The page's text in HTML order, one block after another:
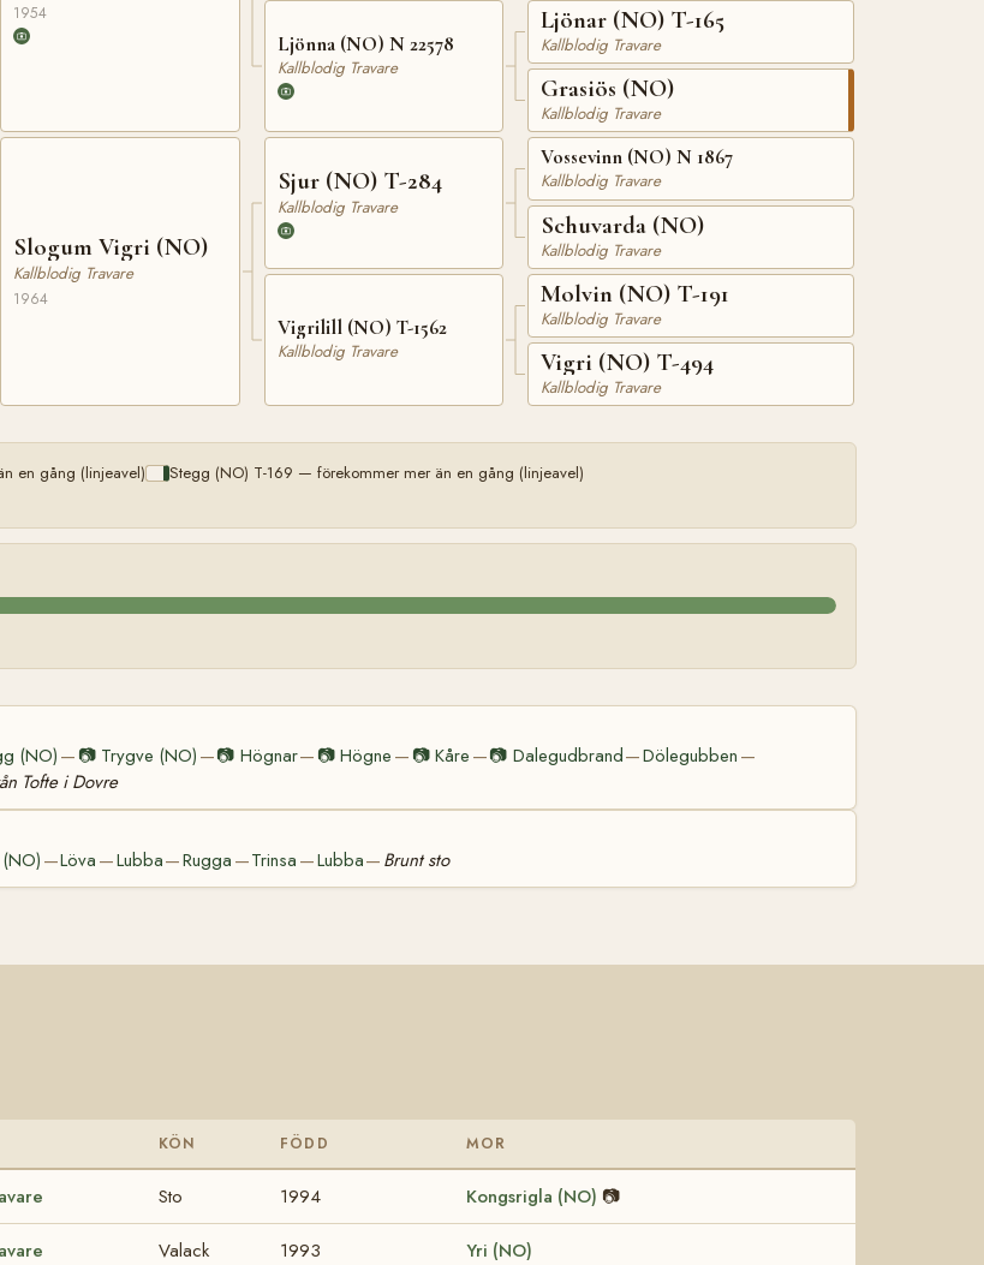
1954
Slogum Vigri (NO)
Kallblodig Travare
1964
Ljönna (NO) N 22578
Kallblodig Travare
Sjur (NO) T-284
Kallblodig Travare
Vigrilill (NO) T-1562
Kallblodig Travare
Ljönar (NO) T-165
Kallblodig Travare
Grasiös (NO)
Kallblodig Travare
Vossevinn (NO) N 1867
Kallblodig Travare
Schuvarda (NO)
Kallblodig Travare
Molvin (NO) T-191
Kallblodig Travare
Vigri (NO) T-494
Kallblodig Travare
en gång (linjeavel)
Stegg (NO) T-169 — förekommer mer än en gång (linjeavel)
(NO)— 📷 Trygve (NO) —📷 Högnar— 📷Högne — 📷Kåre —📷 Dalegudbrand—Dölegubben —
Tofte i Dovre
—Löva —Lubba—Rugga —Trinsa —Lubba— Brunt sto
KÖN FÖDD MOR
Sto 1994 Kongsrigla (NO) 📷
Valack 1993 Yri (NO)